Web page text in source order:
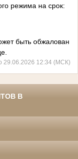
режима на срок:
быть обжалован
29.06.2026 12:34 (МСК)
В